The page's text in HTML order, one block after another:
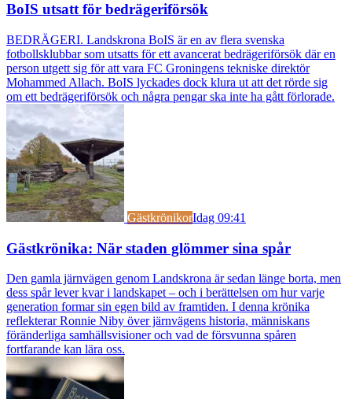
BoIS utsatt för bedrägeriförsök
BEDRÄGERI. Landskrona BoIS är en av flera svenska
fotbollsklubbar som utsatts för ett avancerat bedrägeriförsök där en
person utgett sig för att vara FC Groningens tekniske direktör
Mohammed Allach. BoIS lyckades dock klura ut att det rörde sig
om ett bedrägeriförsök och några pengar ska inte ha gått förlorade.
GästkrönikorIdag 09:41
Gästkrönika: När staden glömmer sina spår
Den gamla järnvägen genom Landskrona är sedan länge borta, men
dess spår lever kvar i landskapet – och i berättelsen om hur varje
generation formar sin egen bild av framtiden. I denna krönika
reflekterar Ronnie Niby över järnvägens historia, människans
föränderliga samhällsvisioner och vad de försvunna spåren
fortfarande kan lära oss.